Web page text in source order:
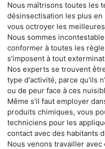
Nous maîtrisons toutes les
désinsectisation les plus
vous octroyer les
Nous sommes
conformer à toutes les
s'imposent à tout
Nos experts se trouvent
type d'activité, parce qu'ils
ou de peur face à ces
Même s'il faut employer
produits chimiques, vous
techniciens pour les
contact avec des habitants
Nous venons travailler